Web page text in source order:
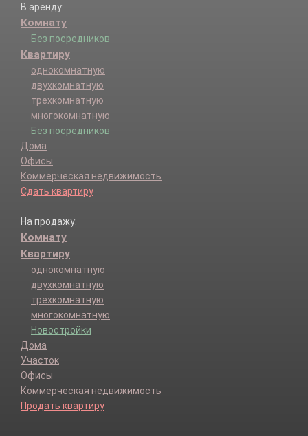
В аренду:
Комнату
Без посредников
Квартиру
однокомнатную
двухкомнатную
трехкомнатную
многокомнатную
Без посредников
Дома
Офисы
Коммерческая недвижимость
Сдать квартиру
На продажу:
Комнату
Квартиру
однокомнатную
двухкомнатную
трехкомнатную
многокомнатную
Новостройки
Дома
Участок
Офисы
Коммерческая недвижимость
Продать квартиру